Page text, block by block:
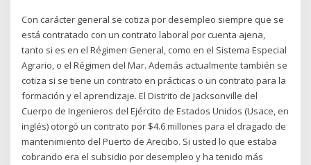
Con carácter general se cotiza por desempleo siempre que se
está contratado con un contrato laboral por cuenta ajena,
tanto si es en el Régimen General, como en el Sistema Especial
Agrario, o el Régimen del Mar. Además actualmente también se
cotiza si se tiene un contrato en prácticas o un contrato para la
formación y el aprendizaje. El Distrito de Jacksonville del
Cuerpo de Ingenieros del Ejército de Estados Unidos (Usace, en
inglés) otorgó un contrato por $4.6 millones para el dragado de
mantenimiento del Puerto de Arecibo. Si usted lo que estaba
cobrando era el subsidio por desempleo y ha tenido más